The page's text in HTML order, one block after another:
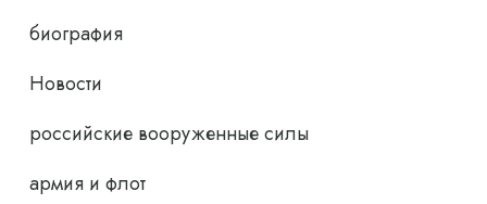
биография
Новости
российские вооруженные силы
армия и флот